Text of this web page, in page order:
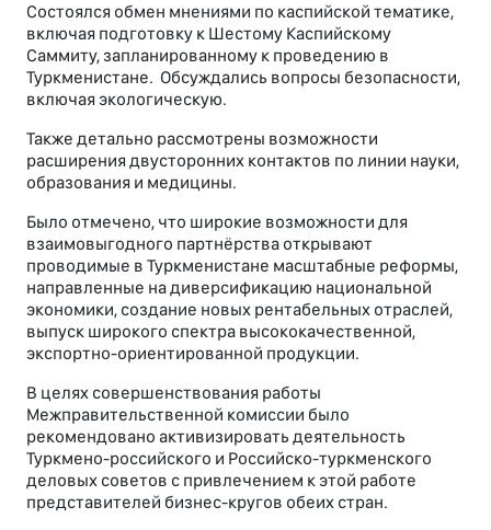
Состоялся обмен мнениями по каспийской тематике,
включая подготовку к Шестому Каспийскому
Саммиту, запланированному к проведению в
Туркменистане. Обсуждались вопросы безопасности,
включая экологическую.
Также детально рассмотрены возможности
расширения двусторонних контактов по линии науки,
образования и медицины.
Было отмечено, что широкие возможности для
взаимовыгодного партнёрства открывают
проводимые в Туркменистане масштабные реформы,
направленные на диверсификацию национальной
экономики, создание новых рентабельных отраслей,
выпуск широкого спектра высококачественной,
экспортно-ориентированной продукции.
В целях совершенствования работы
Межправительственной комиссии было
рекомендовано активизировать деятельность
Туркмено-российского и Российско-туркменского
деловых советов с привлечением к этой работе
представителей бизнес-кругов обеих стран.